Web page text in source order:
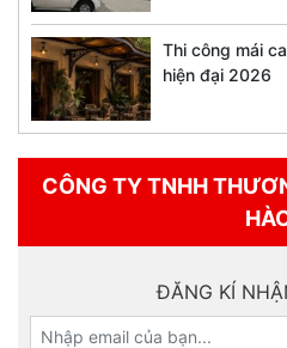
Thi công mái
hiện đại 2026
CÔNG TY TNHH
ĐĂNG KÍ